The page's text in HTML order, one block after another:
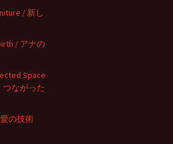
/ 新し
/ アナの
Space
つながった
の技術